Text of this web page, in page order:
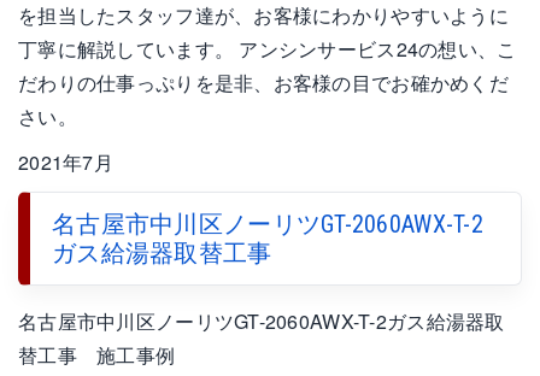
を担当したスタッフ達が、お客様にわかりやすいように
丁寧に解説しています。 アンシンサービス24の想い、こ
だわりの仕事っぷりを是非、お客様の目でお確かめくだ
さい。
2021年7月
名古屋市中川区ノーリツGT-2060AWX-T-2
ガス給湯器取替工事
名古屋市中川区ノーリツGT-2060AWX-T-2ガス給湯器取
替工事 施工事例